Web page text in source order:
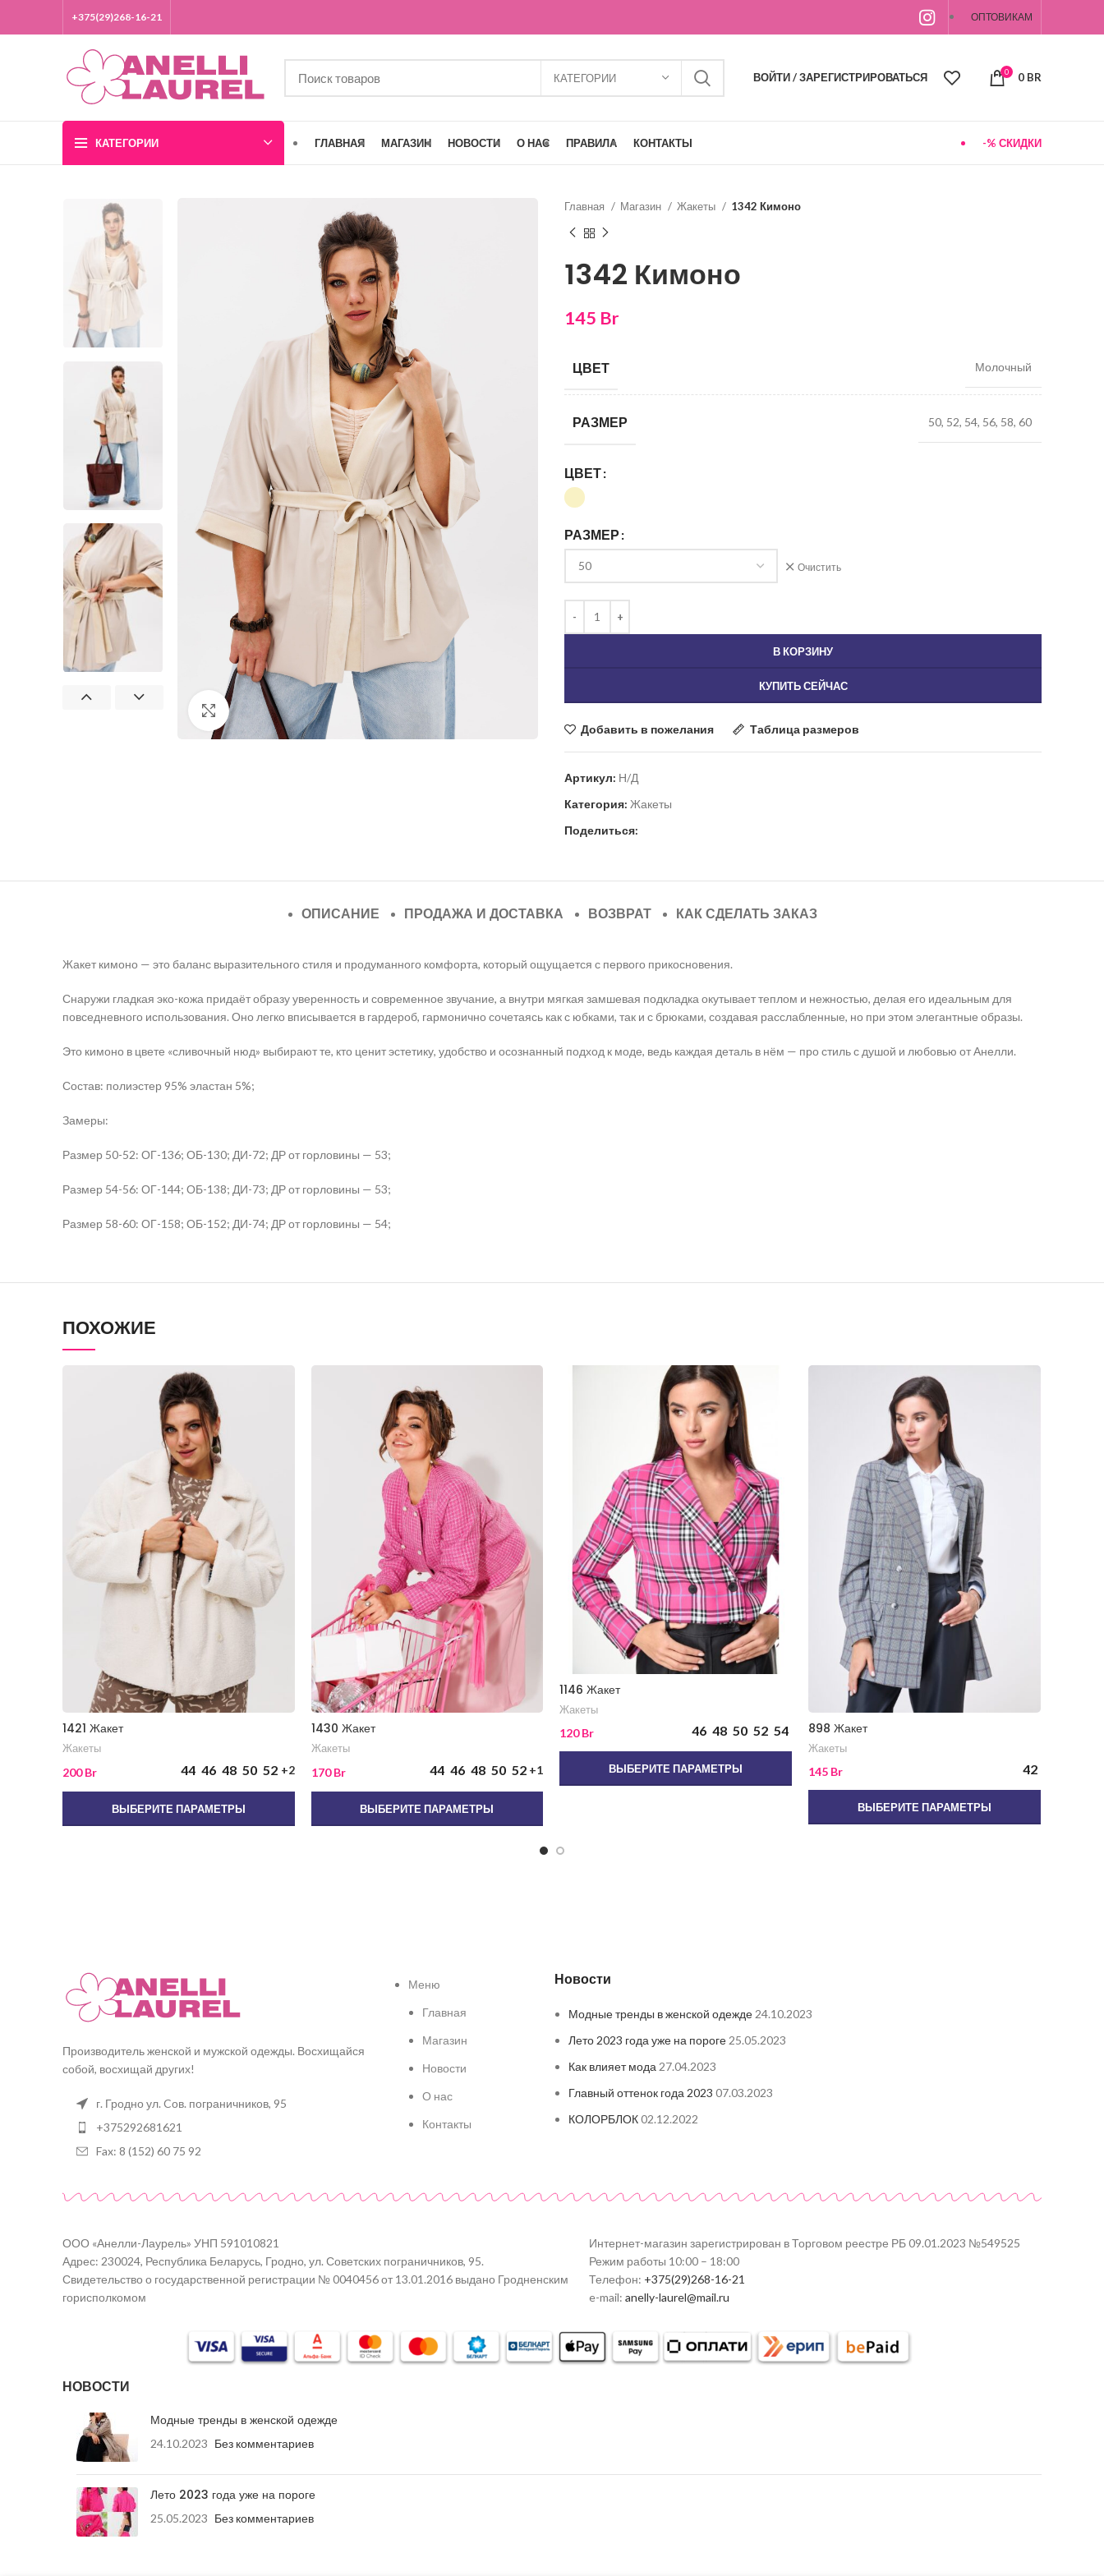
+375(29)268-16-21 ОПТОВИКАМ
КАТЕГОРИИ ВОЙТИ / ЗАРЕГИСТРИРОВАТЬСЯ 0 0 BR
КАТЕГОРИИ ГЛАВНАЯ МАГАЗИН НОВОСТИ О НАС ПРАВИЛА КОНТАКТЫ -% СКИДКИ
Нажмите, чтобы увеличить изображение
Главная Магазин Жакеты 1342 Кимоно
1342 Кимоно
145 Br
ЦВЕТ Молочный
РАЗМЕР 50, 52, 54, 56, 58, 60
ЦВЕТ
РАЗМЕР
Очистить
В КОРЗИНУ
КУПИТЬ СЕЙЧАС
Добавить в пожелания Таблица размеров
Артикул: Н/Д
Категория: Жакеты
Поделиться:
ОПИСАНИЕ ПРОДАЖА И ДОСТАВКА ВОЗВРАТ КАК СДЕЛАТЬ ЗАКАЗ
Жакет кимоно — это баланс выразительного стиля и продуманного комфорта, который ощущается с первого прикосновения.
Снаружи гладкая эко-кожа придаёт образу уверенность и современное звучание, а внутри мягкая замшевая подкладка окутывает теплом и нежностью, делая его идеальным для
повседневного использования. Оно легко вписывается в гардероб, гармонично сочетаясь как с юбками, так и с брюками, создавая расслабленные, но при этом элегантные образы.
Это кимоно в цвете «сливочный нюд» выбирают те, кто ценит эстетику, удобство и осознанный подход к моде, ведь каждая деталь в нём — про стиль с душой и любовью от Анелли.
Состав: полиэстер 95% эластан 5%;
Замеры:
Размер 50-52: ОГ-136; ОБ-130; ДИ-72; ДР от горловины — 53;
Размер 54-56: ОГ-144; ОБ-138; ДИ-73; ДР от горловины — 53;
Размер 58-60: ОГ-158; ОБ-152; ДИ-74; ДР от горловины — 54;
ПОХОЖИЕ
1421 Жакет
Жакеты
200Br 44 46 48 50 52 +2
ВЫБЕРИТЕ ПАРАМЕТРЫ
1430 Жакет
Жакеты
170Br 44 46 48 50 52 +1
ВЫБЕРИТЕ ПАРАМЕТРЫ
1146 Жакет
Жакеты
120Br 46 48 50 52 54
ВЫБЕРИТЕ ПАРАМЕТРЫ
898 Жакет
Жакеты
145 Br 42
ВЫБЕРИТЕ ПАРАМЕТРЫ
Производитель женской и мужской одежды. Восхищайся
собой, восхищай других!
г. Гродно ул. Cов. пограничников, 95
+375292681621
Fax: 8 (152) 60 75 92
Меню
Главная
Магазин
Новости
О нас
Контакты
Новости
Модные тренды в женской одежде 24.10.2023
Лето 2023 года уже на пороге 25.05.2023
Как влияет мода 27.04.2023
Главный оттенок года 2023 07.03.2023
КОЛОРБЛОК 02.12.2022
ООО «Анелли-Лаурель» УНП 591010821
Адрес: 230024, Республика Беларусь, Гродно, ул. Советских пограничников, 95.
Свидетельство о государственной регистрации № 0040456 от 13.01.2016 выдано Гродненским
горисполкомом
Интернет-магазин зарегистрирован в Торговом реестре РБ 09.01.2023 №549525
Режим работы 10:00 – 18:00
Телефон: +375(29)268-16-21
e-mail: anelly-laurel@mail.ru
НОВОСТИ
Модные тренды в женской одежде
24.10.2023 Без комментариев
Лето 2023 года уже на пороге
25.05.2023 Без комментариев